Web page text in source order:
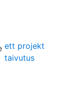
ett projekt
taivutus